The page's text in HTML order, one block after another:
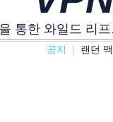
통한 와일드 리
공지 랜던